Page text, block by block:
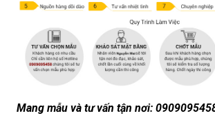
Mang mẫu và tư vấn tận nơi: